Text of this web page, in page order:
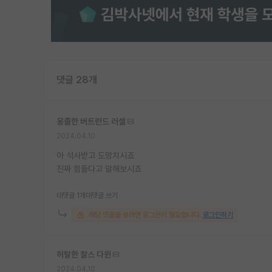
댓글 28개
옹졸한 버트런드 러셀
아 석사받고 도망치시죠
진짜 힘들다고 말해보시죠
대댓글 1개 대댓글 쓰기
해당 댓글을 보려면 로그인이 필요합니다. 로그인하기
허탈한 찰스 다윈